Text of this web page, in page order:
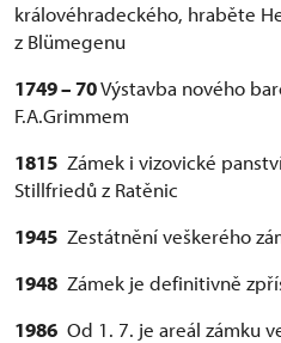
královéhradeckého, hraběte
z Blümegenu
1749 – 70Výstavba nového
F.A.Grimmem
1815 Zámek i vizovické
Stillfriedů z Ratěnic
1945 Zestátnění veškerého
1948 Zámek je definitivně
1986 Od 1. 7. je areál zámku